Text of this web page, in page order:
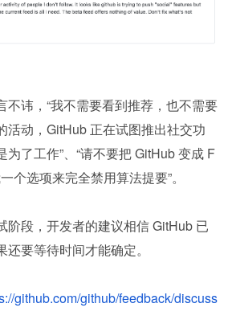
不讳，“我不需要看到推荐，也不需要
活动，GitHub 正在试图推出社交功
了工作”、“请不要把 GitHub 变成 F
个选项来完全禁用算法提要”。
阶段，开发者的建议相信 GitHub 已
要等待时间才能确定。
github.com/github/feedback/discuss